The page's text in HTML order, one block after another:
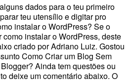
dados para o teu primeiro
teu utensílio e digitar pro
instalar o WordPress? Se o
instalar o WordPress, deste
criado por Adriano Luiz. Gostou
Como Criar um Blog Sem
Ainda tem questões ou
deixe um comentário abaixo. O